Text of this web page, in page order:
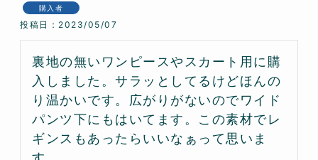
購入者
投稿日 2023/05/07
裏地の無いワンピースやスカート用に購
入しました。サラッとしてるけどほんの
り温かいです。広がりがないのでワイド
パンツ下にもはいてます。この素材でレ
ギンスもあったらいいなぁって思いま